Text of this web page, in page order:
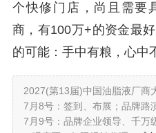
个快修门店，尚且需要
商，有100万+的资金最
的可能：手中有粮，心中
2027(第13届)中国油脂液厂商
7月8号：签到、布展；品牌路
7月9号：品牌企业领导、千万